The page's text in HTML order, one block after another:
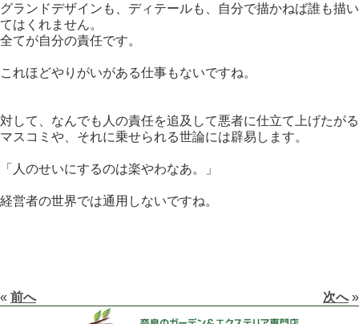
グランドデザインも、ディテールも、自分で描かねば誰も描い
てはくれません。
全てが自分の責任です。
これほどやりがいがある仕事もないですね。
対して、なんでも人の責任を追及して悪者に仕立て上げたがる
マスコミや、それに乗せられる世論には辟易します。
「人のせいにするのは楽やわなあ。」
経営者の世界では通用しないですね。
« 前へ 次へ»